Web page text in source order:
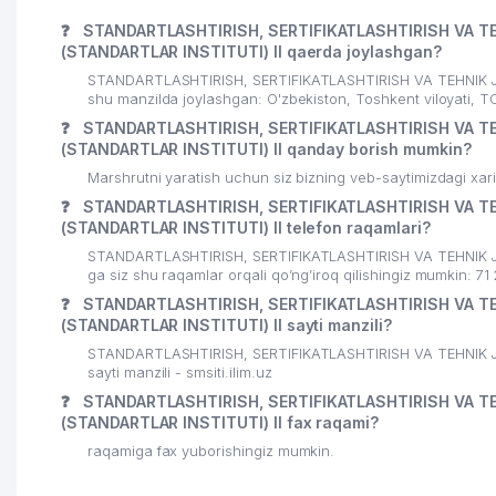
25 CLEVER UNIVERSAL MASTERS XUSUSIY KORXONASI
DINAMIC DELIVERY MChJ
28 FUTURE STARS SOCCER MChJ
29 MEDIK-AS CHEMICAL GROUP MChJ
30
DORI-DARMON DORIXONA №18 AK
32 KANS ART SALES MChJ
STRONG EDIFICE MChJ
34 UMUMIY O'RTA TA'LIM MAKTABI № 26
INTEK MChJ
❓
STANDARTLASHTIRISH, SERTIFIKATLASHTIRISH VA
(STANDARTLAR INSTITUTI) II qaerda joylashgan?
STANDARTLASHTIRISH, SERTIFIKATLASHTIRISH VA
shu manzilda joylashgan: O'zbekiston, Toshkent viloyati,
❓
STANDARTLASHTIRISH, SERTIFIKATLASHTIRISH VA
(STANDARTLAR INSTITUTI) II qanday borish mumkin?
Marshrutni yaratish uchun siz bizning veb-saytimizdagi
❓
STANDARTLASHTIRISH, SERTIFIKATLASHTIRISH VA
(STANDARTLAR INSTITUTI) II telefon raqamlari?
STANDARTLASHTIRISH, SERTIFIKATLASHTIRISH VA
ga siz shu raqamlar orqali qo’ng’iroq qilishingiz mumkin: 71
❓
STANDARTLASHTIRISH, SERTIFIKATLASHTIRISH VA
(STANDARTLAR INSTITUTI) II sayti manzili?
STANDARTLASHTIRISH, SERTIFIKATLASHTIRISH VA
sayti manzili - smsiti.ilim.uz
❓
STANDARTLASHTIRISH, SERTIFIKATLASHTIRISH VA
(STANDARTLAR INSTITUTI) II fax raqami?
raqamiga fax yuborishingiz mumkin.